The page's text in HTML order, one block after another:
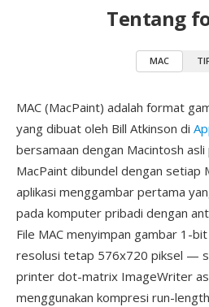
Tentang
MAC
MAC (MacPaint) adalah format
yang dibuat oleh Bill Atkinson di
bersamaan dengan Macintosh asli
MacPaint dibundel dengan setiap
aplikasi menggambar pertama
pada komputer pribadi dengan
File MAC menyimpan gambar 1-
resolusi tetap 576x720 piksel —
printer dot-matrix ImageWriter
menggunakan kompresi run-